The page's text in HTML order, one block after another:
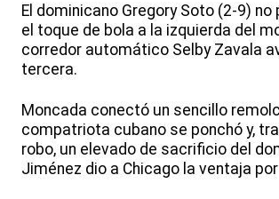
El dominicano Gregory Soto (2-9)
el toque de bola a la izquierda del
corredor automático Selby Zavala
tercera.
Moncada conectó un sencillo
compatriota cubano se ponchó y,
robo, un elevado de sacrificio del
Jiménez dio a Chicago la ventaja